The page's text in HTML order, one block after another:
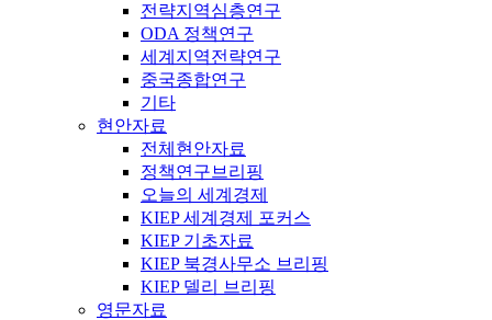
전략지역심층연구
ODA 정책연구
세계지역전략연구
중국종합연구
기타
현안자료
전체현안자료
정책연구브리핑
오늘의 세계경제
KIEP 세계경제 포커스
KIEP 기초자료
KIEP 북경사무소 브리핑
KIEP 델리 브리핑
영문자료